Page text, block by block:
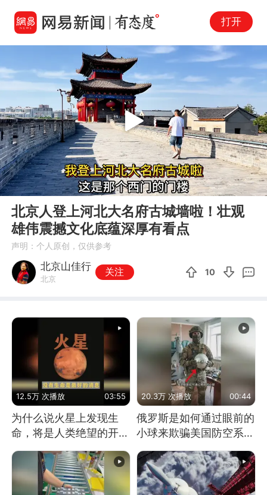
打开
00:00 03:37
Play
北京人登上河北大名府古城墙啦！壮观
雄伟震撼文化底蕴深厚有看点
声明：个人原创，仅供参考
北京山佳行
北京
关注 10
12.5万 次播放 03:55
为什么说火星上发现生
命，将是人类绝望的开
20.3万 次播放 00:44
俄罗斯是如何通过眼前的
小球来欺骗美国防空系统